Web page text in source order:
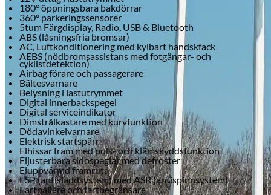
180° öppningsbara bakdörrar
360° parkeringssensorer
5tum Färgdisplay, Radio, USB & Bluetooth
ABS (låsningsfria bromsar)
AC, Luftkonditionering med kylbart handskfack
AEBS (nödbromsassistans med fotgängar- och
cyklistdetektion)
Airbag förare och passagerare
Bältesvarnare
Belysning i lastutrymmet
Digital innerbackspegel
Digital serviceindikator
Dimstrålkastare med kurvfunktion
Dödavinkelvarnare
Elektrisk startspärr
Elhissar fram med puls- och klämskyddsfunktion
Eljusterbara sidospeglar med defroster
Eluppvärmd framruta
ESP (antisladdsystem) med ASR (antispinnsystem)
Farthållare och fartbegränsare